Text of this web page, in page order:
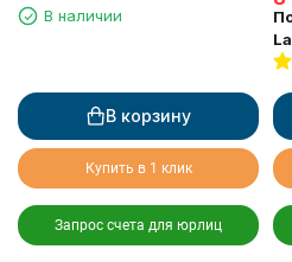
28035AВ наличии
В корзину
Купить в 1 клик
Запрос счета для юрлиц